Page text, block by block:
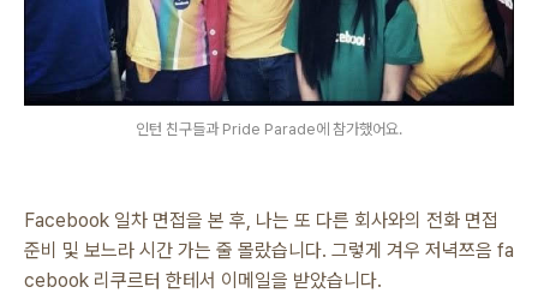
인턴 친구들과 Pride Parade에 참가했어요.
Facebook 일차 면접을 본 후, 나는 또 다른 회사와의 전화 면접
준비 및 보느라 시간 가는 줄 몰랐습니다. 그렇게 겨우 저녁쯔음 fa
cebook 리쿠르터 한테서 이메일을 받았습니다.